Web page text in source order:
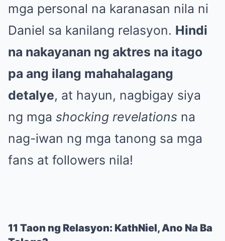
mga personal na karanasan nila ni
Daniel sa kanilang relasyon. Hindi
na nakayanan ng aktres na itago
pa ang ilang mahahalagang
detalye, at hayun, nagbigay siya
ng mga shocking revelations na
nag-iwan ng mga tanong sa mga
fans at followers nila!
11 Taon ng Relasyon: KathNiel, Ano Na Ba